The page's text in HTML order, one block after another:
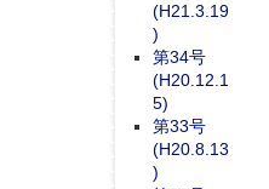
(H21.3.19
)
第34号
(H20.12.1
5)
第33号
(H20.8.13
)